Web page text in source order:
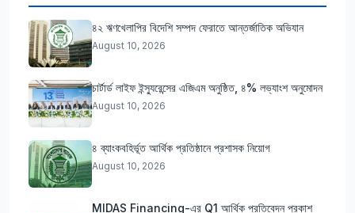
৪২ ঋণখেলাপির বিদেশি সম্পদ ফেরাতে আন্তর্জাতিক অভিযান
August 10, 2026
চার্টার্ড লাইফ ইন্স্যুরেন্সের এজিএম অনুষ্ঠিত, ৪% লভ্যাংশ অনুমোদন
August 10, 2026
৪ ব্যাংকবহির্ভূত আর্থিক প্রতিষ্ঠানে প্রশাসক নিয়োগ
August 10, 2026
MIDAS Financing-এর Q1 আর্থিক প্রতিবেদন প্রকাশ